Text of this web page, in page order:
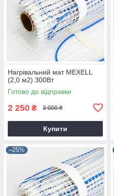
Нагрівальний мат MEXELL
(2,0 м2) 300Вт
Готово до відправки
2 250 ₴ 3 000 ₴
Купити
–25%